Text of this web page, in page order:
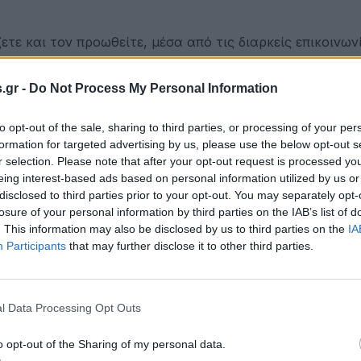
- Do Not Process My Personal Information
opt-out of the sale, sharing to third parties, or processing of your
for targeted advertising by us, please use the below opt-out
selection. Please note that after your opt-out request is processed
interest-based ads based on personal information utilized by us
to third parties prior to your opt-out. You may separately
of your personal information by third parties on the IAB’s list of
This information may also be disclosed by us to third parties on the
Participants that may further disclose it to other third parties.
Data Processing Opt Outs
opt-out of the Sharing of my personal data.
και τον προωθείτε, μέσα από τις διαρκείς
προς τις επιθυμίες σας. Για αυτό και θα πάρετε
με το παραμικρό, σας φταίνε όλα και δεν
ακούτε κανέναν. Ή τουλάχιστον δεν ακούτε για να
και οι καλές συνεργασίες, θα οδηγήσουν με
για σας.
είναι μεγάλα και κανείς δεν μπορεί να μείνει
σας θέματα. Οι ανώτεροι σας προτείνουν για
να κάνετε. Αυτό σας αποσυντονίζει και σας